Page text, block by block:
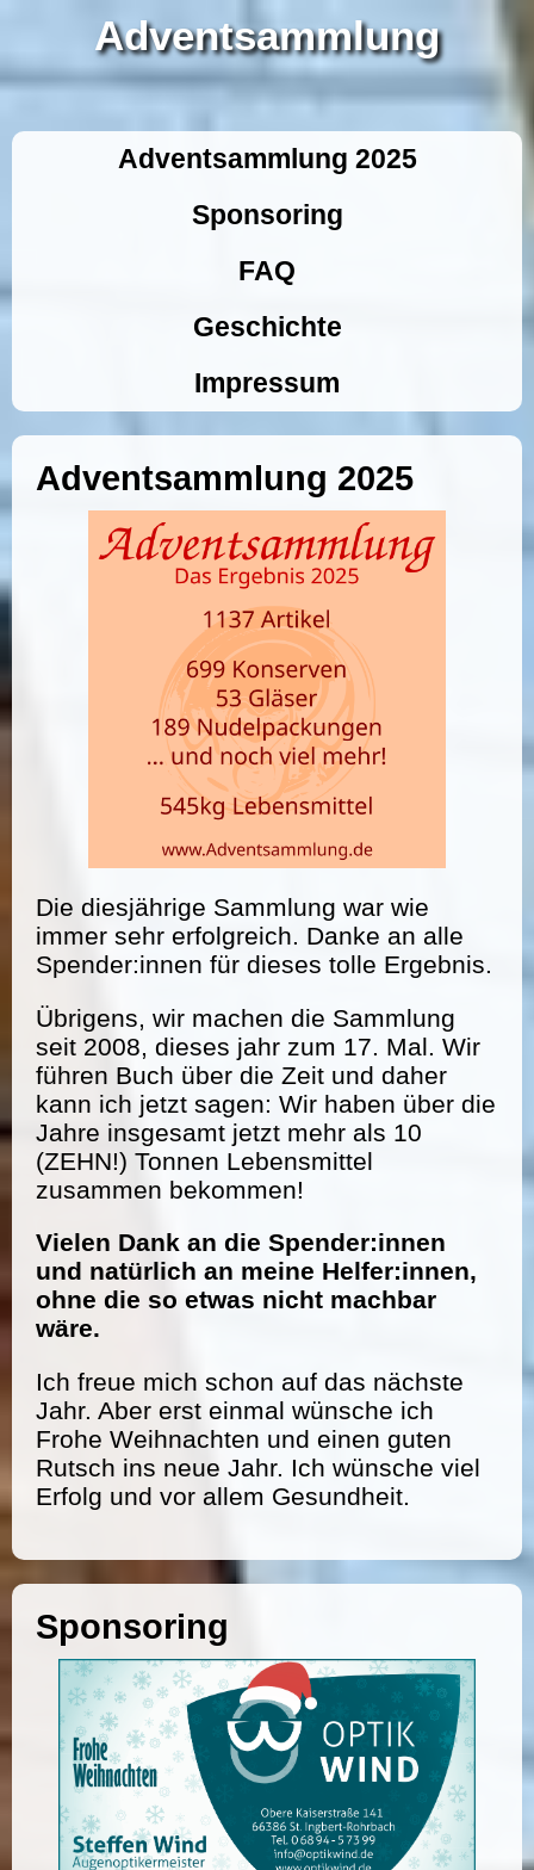
Adventsammlung
Adventsammlung 2025
Sponsoring
FAQ
Geschichte
Impressum
Adventsammlung 2025
Die diesjährige Sammlung war wie
immer sehr erfolgreich. Danke an alle
Spender:innen für dieses tolle Ergebnis.
Übrigens, wir machen die Sammlung
seit 2008, dieses jahr zum 17. Mal. Wir
führen Buch über die Zeit und daher
kann ich jetzt sagen: Wir haben über die
Jahre insgesamt jetzt mehr als 10
(ZEHN!) Tonnen Lebensmittel
zusammen bekommen!
Vielen Dank an die Spender:innen
und natürlich an meine Helfer:innen,
ohne die so etwas nicht machbar
wäre.
Ich freue mich schon auf das nächste
Jahr. Aber erst einmal wünsche ich
Frohe Weihnachten und einen guten
Rutsch ins neue Jahr. Ich wünsche viel
Erfolg und vor allem Gesundheit.
Sponsoring